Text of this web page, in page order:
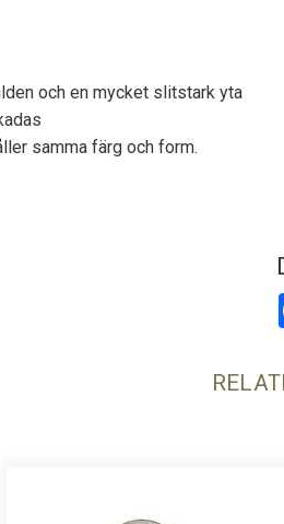
och en mycket slitstark yta
samma färg och form.